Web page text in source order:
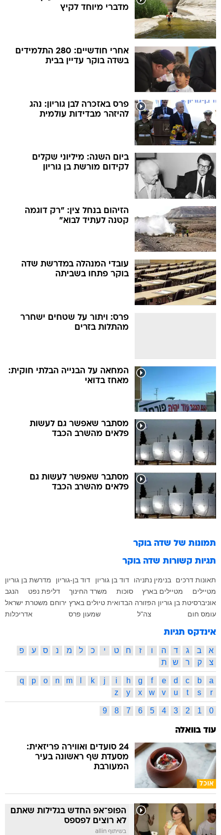
מדברי מיוחד לקיץ
אחרי חודשיים: 280 התלמידים
בשדה בוקר עדיין בבית
פרס באזכרה לבן גוריון: נהג
להיזהר מבדידות עולמית
ביום השנה: מיליוני שקלים
לקידום מורשת בן גוריון
הזיהום בנחל צין: "רק דוגמה
קטנה לעתיד לבוא"
עובדי המנהלה במדרשת שדה
בוקר פתחו בשביתה
פרס: ויתור על שטחים ישחרר
מהתלות בזרים
המחאה על הבנייה הבלתי חוקית:
מאחז בדואי
מסתבר שאפשר גם לעשות
פלאים מהשרב הכבד
מסתבר שאפשר לעשות גם
פלאים מהשרב הכבד
תמונות של שדה בוקר
תגיות קשורות שדה בוקר
תאונות דרכים בנימין נתניהו דוד בן גוריון דוד בן-גוריון
מדרשת בן גוריון
מטיילים
מטיילים בארץ סוכות משרד החינוך דליפת נפט
הנגב
אוניברסיטת בן גוריון הפזורה הבדואית טיולים בארץ ירוחם משטרת ישראל
עומס חום
צה"ל שמעון פרס אדריכלות
אינדקס תגיות
א ב ג ד ה ו ז ח ט י כ ל מ נ ס ע
פ
צ
ק ר ש ת
a
b
c
d
e
f
g
h
i
j
k
m
n
o
p
q
r
s
t
u
v
w
x
y
z
0
1
2
3
4
5
6
7
8
9
עוד בוואלה
אוכל
24 סועדים ואווירה פריזאית:
מסעדת שף ראשונה בעיר
המעורבת
הפופ־אפ החדש בגלילות שאתם
לא רוצים לפספס
בשיתוף allin